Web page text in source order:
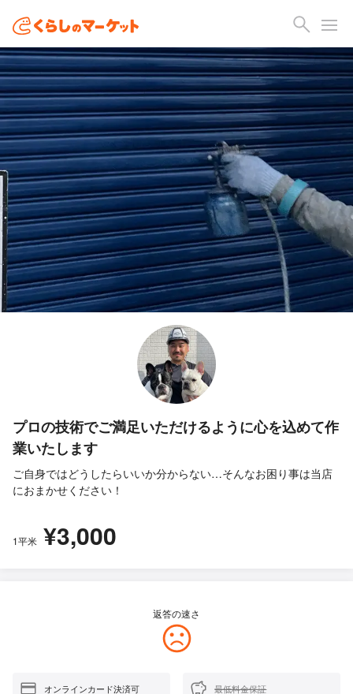
プロの技術でご満足いただけるように心を込めて作
業いたします
ご自身ではどうしたらいいか分からない…そんなお困り事は当店
におまかせください！
1平米 ¥3,000
返答の速さ
オンラインカード決済可 最低料金保証